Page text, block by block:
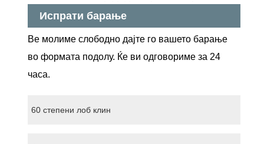
Испрати барање
Ве молиме слободно дајте го вашето барање
во формата подолу. Ќе ви одговориме за 24
часа.